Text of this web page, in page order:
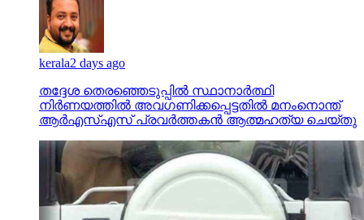
kerala2 days ago
തദ്ദേശ തെരഞ്ഞെടുപ്പില്‍ സ്ഥാനാര്‍ത്ഥി
നിര്‍ണയത്തില്‍ അവഗണിക്കപ്പെട്ടതില്‍ മനംനൊന്ത്
ആര്‍എസ്എസ് പ്രവര്‍ത്തകന്‍ ആത്മഹത്യ ചെയ്തു